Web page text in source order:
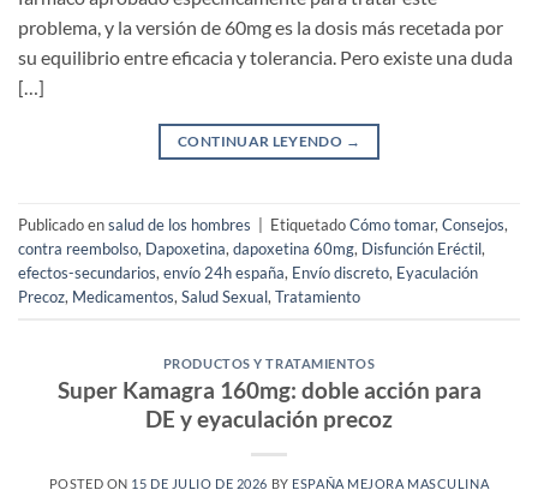
problema, y la versión de 60mg es la dosis más recetada por
su equilibrio entre eficacia y tolerancia. Pero existe una duda
[…]
CONTINUAR LEYENDO →
Publicado ensalud de los hombres EtiquetadoCómo tomar, Consejos,
contra reembolso, Dapoxetina, dapoxetina 60mg, Disfunción Eréctil,
efectos-secundarios, envío 24h españa, Envío discreto, Eyaculación
Precoz, Medicamentos, Salud Sexual, Tratamiento
PRODUCTOS Y TRATAMIENTOS
Super Kamagra 160mg: doble acción para
DE y eyaculación precoz
POSTED ON 15 DE JULIO DE 2026 BY ESPAÑA MEJORA MASCULINA